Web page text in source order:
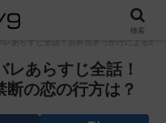
レあらすじ全話！お弁当きっかけによる禁
レあらすじ全話！
断の恋の行方は？
検索